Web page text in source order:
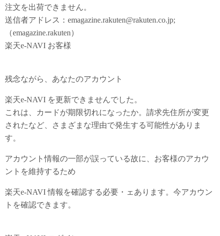
注文を出荷できません。
送信者アドレス：emagazine.rakuten@rakuten.co.jp;
（emagazine.rakuten）
楽天e-NAVI お客様
残念ながら、あなたのアカウント
楽天e-NAVI を更新できませんでした。
これは、カードが期限切れになったか。請求先住所が変更
されたなど、さまざまな理由で発生する可能性がありま
す。
アカウント情報の一部が誤っている故に、お客様のアカウ
ントを維持するため
楽天e-NAVI 情報を確認する必要・ェあります。今アカウン
トを確認できます。